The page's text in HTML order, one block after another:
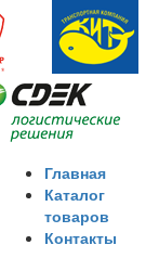
Главная
Каталог
товаров
Контакты